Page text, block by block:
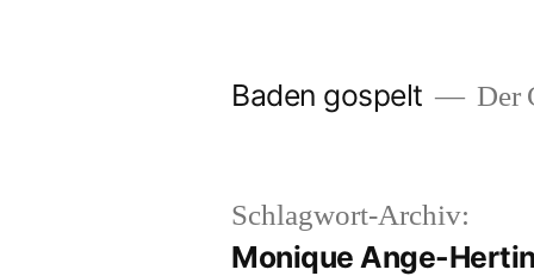
Baden gospelt Der
Schlagwort-Archiv:
Monique Ange-